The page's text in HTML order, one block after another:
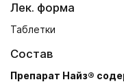
Лек. форма
Таблетки
Состав
Препарат Найз®